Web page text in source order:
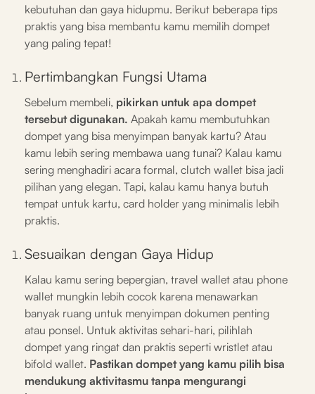
kebutuhan dan gaya hidupmu. Berikut beberapa tips
praktis yang bisa membantu kamu memilih dompet
yang paling tepat!
Pertimbangkan Fungsi Utama
Sebelum membeli, pikirkan untuk apa dompet
tersebut digunakan. Apakah kamu membutuhkan
dompet yang bisa menyimpan banyak kartu? Atau
kamu lebih sering membawa uang tunai? Kalau kamu
sering menghadiri acara formal, clutch wallet bisa jadi
pilihan yang elegan. Tapi, kalau kamu hanya butuh
tempat untuk kartu, card holder yang minimalis lebih
praktis.
Sesuaikan dengan Gaya Hidup
Kalau kamu sering bepergian, travel wallet atau phone
wallet mungkin lebih cocok karena menawarkan
banyak ruang untuk menyimpan dokumen penting
atau ponsel. Untuk aktivitas sehari-hari, pilihlah
dompet yang ringat dan praktis seperti wristlet atau
bifold wallet. Pastikan dompet yang kamu pilih bisa
mendukung aktivitasmu tanpa mengurangi